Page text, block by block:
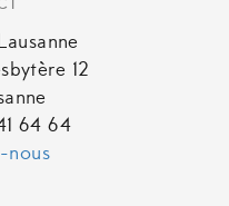
12
64 64
nous